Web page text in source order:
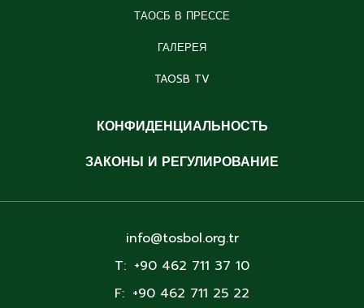
ТАОСБ В ПРЕССЕ
ГАЛЕРЕЯ
TAOSB TV
КОНФИДЕНЦИАЛЬНОСТЬ
ЗАКОНЫ И РЕГУЛИРОВАНИЕ
info@tosbol.org.tr
T: +90 462 711 37 10
F: +90 462 711 25 22